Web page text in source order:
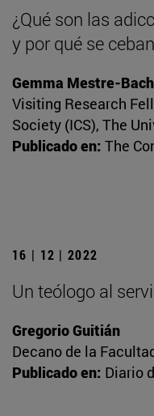
¿Qué son las
y por qué se
Gemma Mestre-Bach
Visiting Research
Society (ICS), The
Publicado en: The
16 | 12 | 2022
Un teólogo al
Gregorio Guitián
Decano de la
Publicado en: Diario